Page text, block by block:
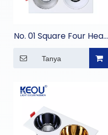
No. 01 Square Four Head
Modul Down Light
Tanya